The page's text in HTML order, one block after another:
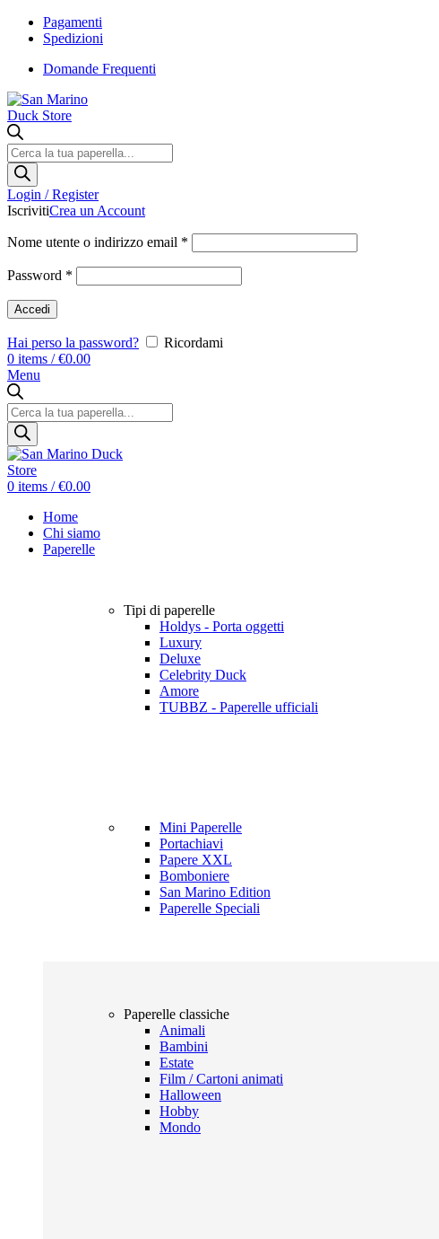
Pagamenti
Spedizioni
Domande Frequenti
Products
search
Login / Register
IscrivitiCrea un Account
Nome utente o indirizzo email *
Password *
Accedi
Hai perso la password?
Ricordami
0 items / €0.00
Menu
Products
search
0 items / €0.00
Home
Chi siamo
Paperelle
Tipi di paperelle
Holdys - Porta oggetti
Luxury
Deluxe
Celebrity Duck
Amore
TUBBZ - Paperelle ufficiali
Mini Paperelle
Portachiavi
Papere XXL
Bomboniere
San Marino Edition
Paperelle Speciali
Paperelle classiche
Animali
Bambini
Estate
Film / Cartoni animati
Halloween
Hobby
Mondo